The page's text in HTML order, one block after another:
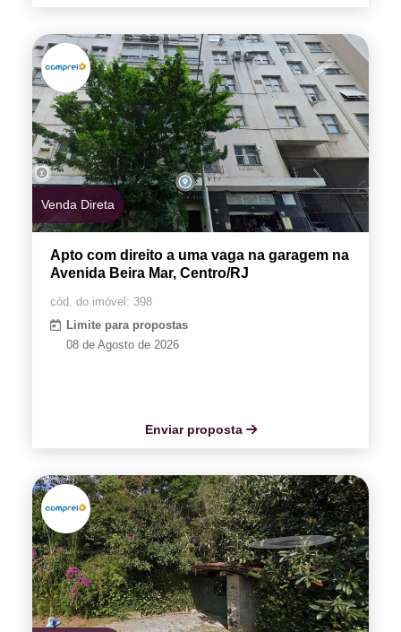
Venda Direta
Apto com direito a uma vaga na garagem na
Avenida Beira Mar, Centro/RJ
cód. do imóvel: 398
Limite para propostas
08 de Agosto de 2026
Enviar proposta